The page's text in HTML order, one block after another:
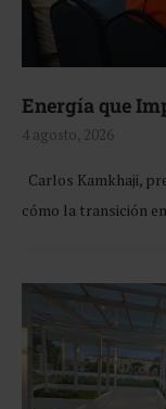
Energía que
4 agosto, 2026
Carlos Kamkhaji,
cómo la transición